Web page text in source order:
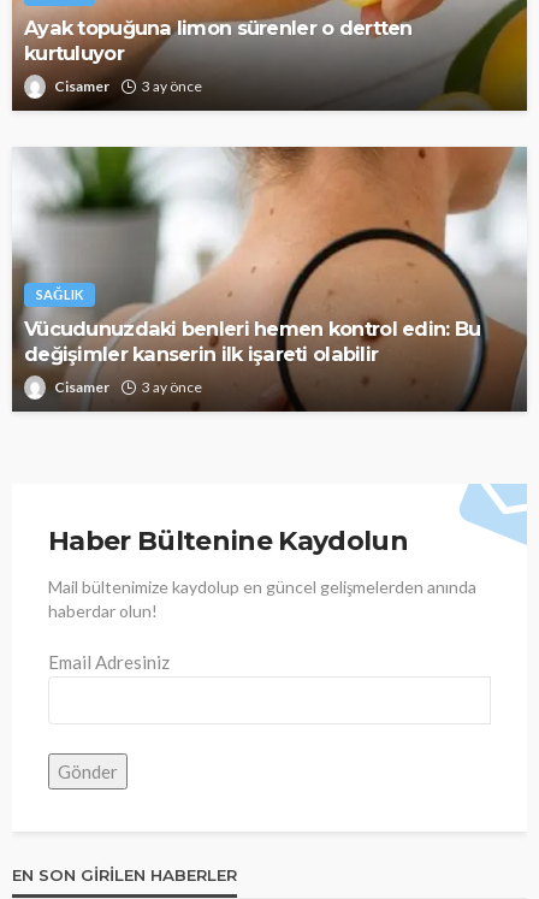
Ayak topuğuna limon sürenler o dertten
kurtuluyor
Cisamer 3 ay önce
SAĞLIK
Vücudunuzdaki benleri hemen kontrol edin: Bu
değişimler kanserin ilk işareti olabilir
Cisamer 3 ay önce
Haber Bültenine Kaydolun
Mail bültenimize kaydolup en güncel gelişmelerden anında
haberdar olun!
Email Adresiniz
EN SON GIRILEN HABERLER